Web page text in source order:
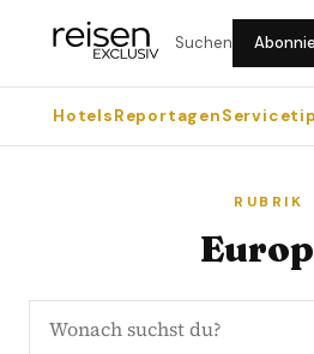
Suchen
HotelsReportagen
RUBRIK